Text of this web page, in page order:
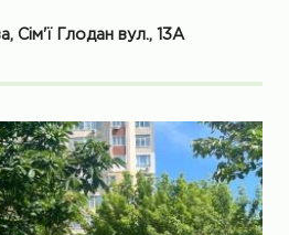
Сім'ї Глодан вул., 13А